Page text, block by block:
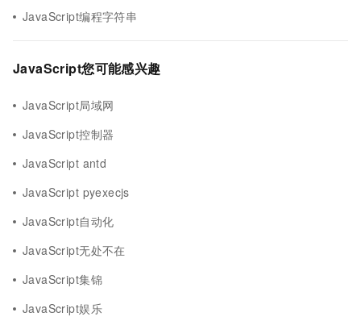
JavaScript编程字符串
JavaScript您可能感兴趣
JavaScript局域网
JavaScript控制器
JavaScript antd
JavaScript pyexecjs
JavaScript自动化
JavaScript无处不在
JavaScript集锦
JavaScript娱乐